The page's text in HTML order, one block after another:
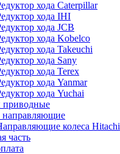
хода Caterpillar
хода IHI
хода JCB
хода Kobelco
хода Takeuchi
хода Sany
хода Terex
хода Yanmar
хода Yuchai
приводные
направляющие
колеса Hitachi
часть